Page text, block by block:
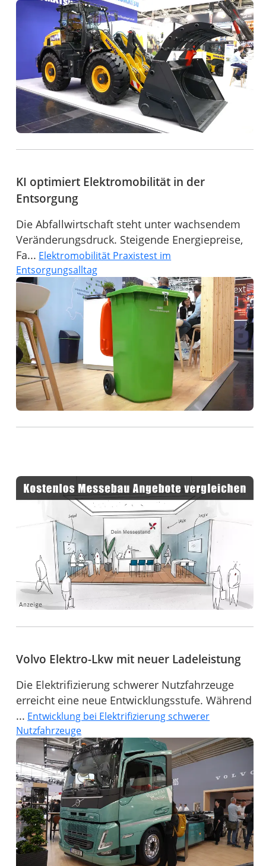
KI optimiert Elektromobilität in der
Entsorgung
Die Abfallwirtschaft steht unter wachsendem
Veränderungsdruck. Steigende Energiepreise,
Fa... Elektromobilität Praxistest im
Entsorgungsalltag
Volvo Elektro-Lkw mit neuer Ladeleistung
Die Elektrifizierung schwerer Nutzfahrzeuge
erreicht eine neue Entwicklungsstufe. Während
... Entwicklung bei Elektrifizierung schwerer
Nutzfahrzeuge